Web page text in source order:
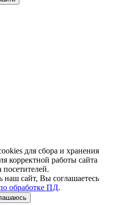
для сбора и хранения
корректной работы сайта
посетителей.
наш сайт, Вы соглашаетесь
обработке ПД.